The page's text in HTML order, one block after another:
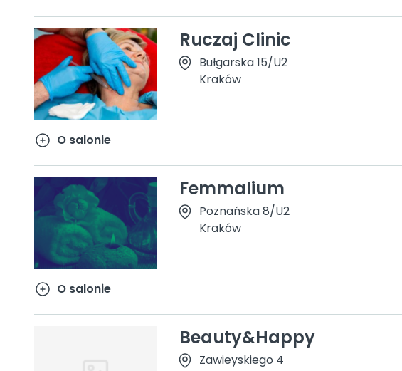
Ruczaj Clinic
Bułgarska 15/U2
Kraków
O salonie
Femmalium
Poznańska 8/U2
Kraków
O salonie
Beauty&Happy
Zawieyskiego 4